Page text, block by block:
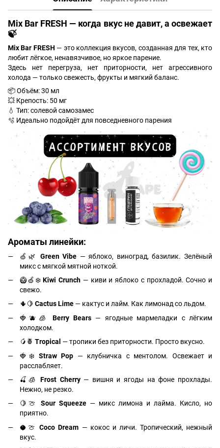
Mix Bar FRESH — когда вкус не давит, а освежает
🍃
Mix Bar FRESH — это коллекция вкусов, созданная для тех, кто
любит лёгкое, ненавязчивое, но яркое парение.
Здесь нет перегруза, нет приторности, нет агрессивного
холода — только свежесть, фрукты и мягкий баланс.
📦 Объём: 30 мл
💥 Крепость: 50 мг
💧 Тип: солевой самозамес
🫧 Идеально подойдёт для повседневного парения
Ароматы линейки:
🍏🌿 Green Vibe — яблоко, виноград, базилик. Зелёный
микс с мягкой мятной ноткой.
🥝🍏❄️Kiwi Crunch — киви и яблоко с прохладой. Сочно и
свежо.
🌵🍋 Cactus Lime — кактус и лайм. Как лимонад со льдом.
🍓🫐🧊 Berry Bears — ягодные мармеладки с лёгким
холодком.
🥭🍍 Tropical — тропики без приторности. Просто вкусно.
🍓❄️ Straw Pop — клубничка с ментолом. Освежает и
расслабляет.
🍒🧊 Frost Cherry— вишня и ягоды на фоне прохлады.
Нежно, не резко.
🍋🍈 Sour Squeeze — микс лимона и лайма. Кисло, но
приятно.
🥥🍈Coco Dream — кокос и личи. Тропический, нежный
вкус.